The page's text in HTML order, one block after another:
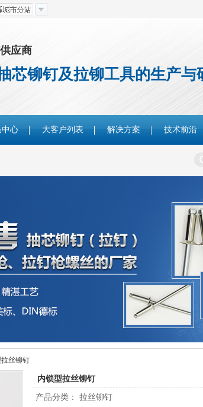
应商
芯铆钉及拉铆工具的生产与
中心 大客户列表 解决方案 技术前沿
丝铆钉
内锁型拉丝铆钉
产品分类： 拉丝铆钉